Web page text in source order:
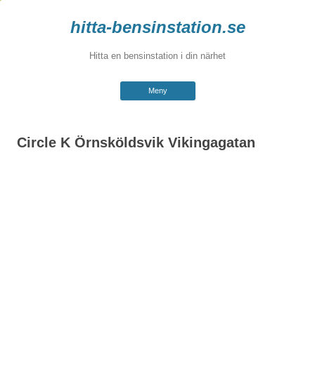
hitta-bensinstation.se
Hitta en bensinstation i din närhet
Meny
Hoppa
till
Circle K Örnsköldsvik Vikingagatan